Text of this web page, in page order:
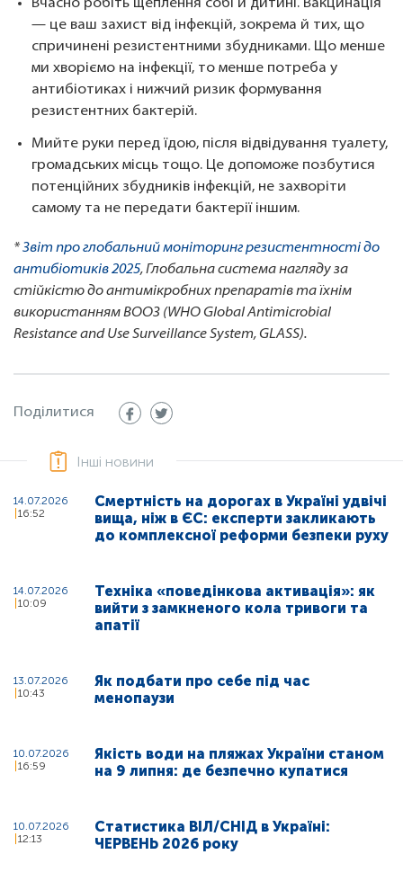
Вчасно робіть щеплення собі й дитині. Вакцинація
— це ваш захист від інфекцій, зокрема й тих, що
спричинені резистентними збудниками. Що менше
ми хворіємо на інфекції, то менше потреба у
антибіотиках і нижчий ризик формування
резистентних бактерій.
Мийте руки перед їдою, після відвідування туалету,
громадських місць тощо. Це допоможе позбутися
потенційних збудників інфекцій, не захворіти
самому та не передати бактерії іншим.
*Звіт про глобальний моніторинг резистентності до
антибіотиків 2025, Глобальна система нагляду за
стійкістю до антимікробних препаратів та їхнім
використанням ВООЗ (WHO Global Antimicrobial
Resistance and Use Surveillance System, GLASS).
Поділитися
Інші новини
14.07.2026
16:52
Смертність на дорогах в Україні удвічі
вища, ніж в ЄС: експерти закликають
до комплексної реформи безпеки руху
14.07.2026
10:09
Техніка «поведінкова активація»: як
вийти з замкненого кола тривоги та
апатії
13.07.2026
10:43
Як подбати про себе під час
менопаузи
10.07.2026
16:59
Якість води на пляжах України станом
на 9 липня: де безпечно купатися
10.07.2026
12:13
Статистика ВІЛ/СНІД в Україні:
ЧЕРВЕНЬ 2026 року